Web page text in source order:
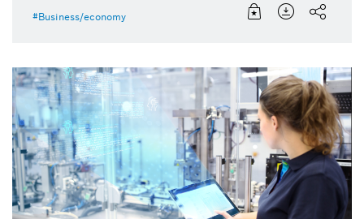
Business/economy